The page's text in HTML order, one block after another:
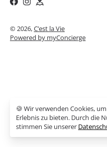
© 2026,C’est la Vie
Powered by myConcierge
🍪 Wir verwenden Cookies,
Erlebnis zu bieten. Durch die
stimmen Sie unserer